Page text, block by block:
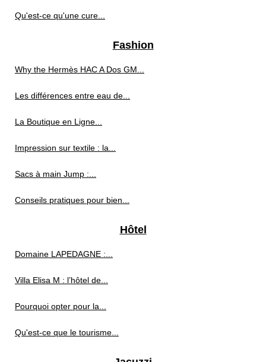
Qu'est-ce qu'une cure...
Fashion
Why the Hermès HAC A Dos GM...
Les différences entre eau de...
La Boutique en Ligne...
Impression sur textile : la...
Sacs à main Jump :...
Conseils pratiques pour bien...
Hôtel
Domaine LAPEDAGNE :...
Villa Elisa M : l’hôtel de...
Pourquoi opter pour la...
Qu'est-ce que le tourisme...